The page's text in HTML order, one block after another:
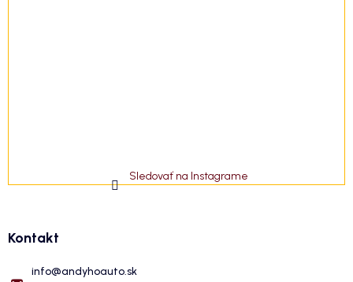
Sledovať na Instagrame
Kontakt
info@andyhoauto.sk